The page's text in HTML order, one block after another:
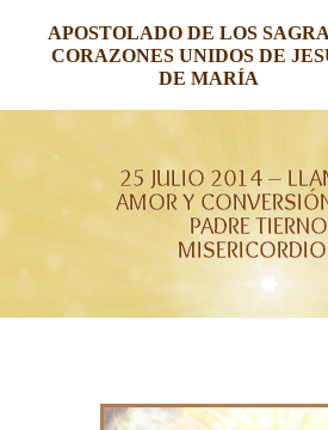
APOSTOLADO DE LOS
CORAZONES UNIDOS DE
DE MARÍA
25 JULIO 2014 –
AMOR Y
PADRE